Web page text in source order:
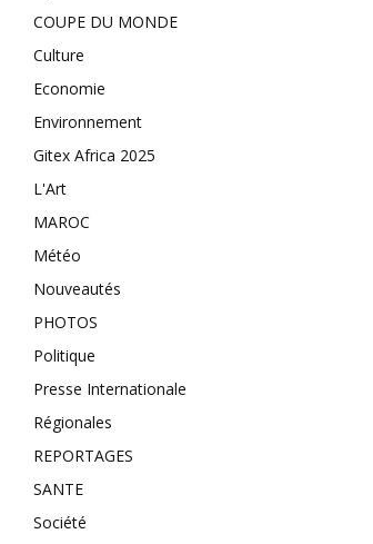
COUPE DU MONDE
Culture
Economie
Environnement
Gitex Africa 2025
L'Art
MAROC
Météo
Nouveautés
PHOTOS
Politique
Presse Internationale
Régionales
REPORTAGES
SANTE
Société